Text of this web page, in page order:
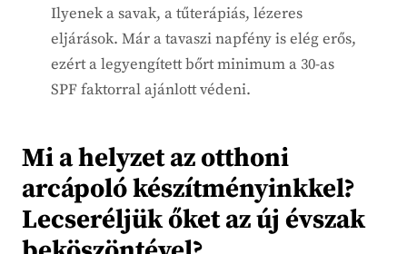
Ilyenek a savak, a tűterápiás, lézeres
eljárások. Már a tavaszi napfény is elég erős,
ezért a legyengített bőrt minimum a 30-as
SPF faktorral ajánlott védeni.
Mi a helyzet az otthoni
arcápoló készítményinkkel?
Lecseréljük őket az új évszak